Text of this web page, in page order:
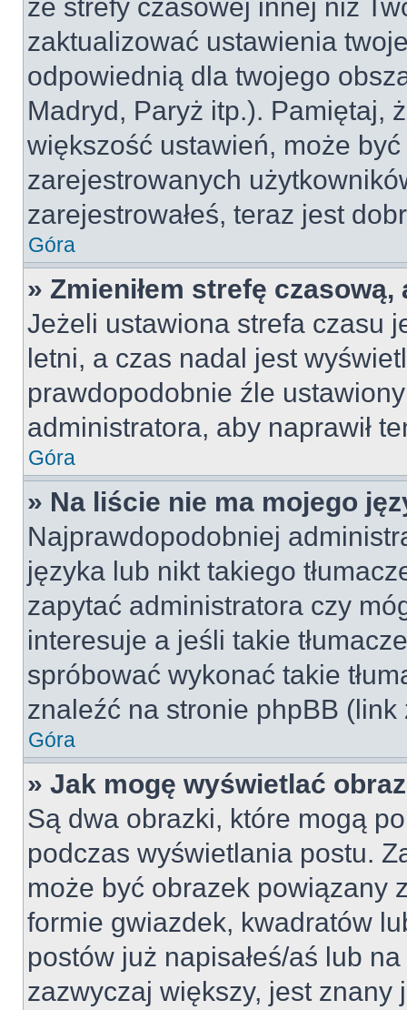
ze strefy czasowej innej niż
zaktualizować ustawienia
odpowiednią dla twojego
Madryd, Paryż itp.). Pamiętaj,
większość ustawień, może
zarejestrowanych
zarejestrowałeś, teraz jest
Góra
» Zmieniłem strefę
Jeżeli ustawiona strefa czasu
letni, a czas nadal jest
prawdopodobnie źle
administratora, aby naprawił
Góra
» Na liście nie ma mojego
Najprawdopodobniej
języka lub nikt takiego
zapytać administratora czy
interesuje a jeśli takie
spróbować wykonać takie
znaleźć na stronie phpBB
Góra
» Jak mogę wyświetlać
Są dwa obrazki, które mogą
podczas wyświetlania postu.
może być obrazek powiązany
formie gwiazdek, kwadratów
postów już napisałeś/aś lub
zazwyczaj większy, jest